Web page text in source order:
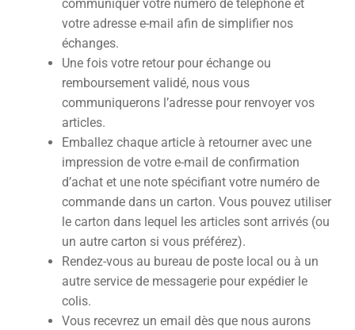
communiquer votre numéro de téléphone et
votre adresse e-mail afin de simplifier nos
échanges.
Une fois votre retour pour échange ou
remboursement validé, nous vous
communiquerons l’adresse pour renvoyer vos
articles.
Emballez chaque article à retourner avec une
impression de votre e-mail de confirmation
d’achat et une note spécifiant votre numéro de
commande dans un carton. Vous pouvez utiliser
le carton dans lequel les articles sont arrivés (ou
un autre carton si vous préférez).
Rendez-vous au bureau de poste local ou à un
autre service de messagerie pour expédier le
colis.
Vous recevrez un email dès que nous aurons